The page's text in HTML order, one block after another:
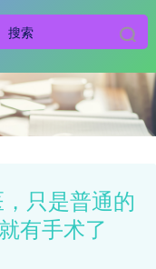
只是普通的
有手术了